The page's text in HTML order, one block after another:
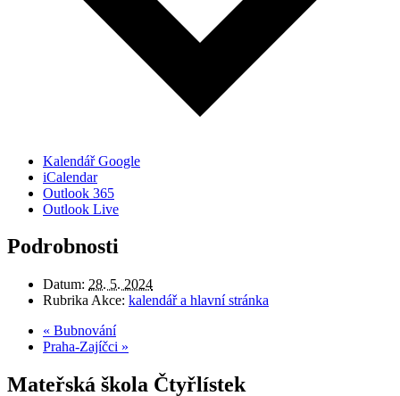
Kalendář Google
iCalendar
Outlook 365
Outlook Live
Podrobnosti
Datum: 28. 5. 2024
Rubrika Akce: kalendář a hlavní stránka
« Bubnování
Praha-Zajíčci »
Mateřská škola Čtyřlístek